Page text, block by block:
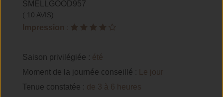
SMELLGOOD957
( 10 AVIS)
Impression :
Saison privilégiée : été
Moment de la journée conseillé :
Le jour
Tenue constatée : de 3 à 6 heures